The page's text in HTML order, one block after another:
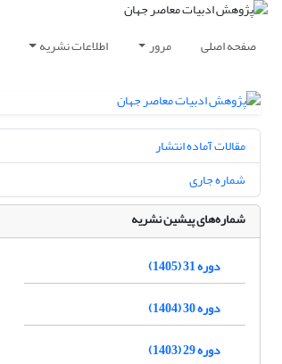
صفحه اصلی مرور اطلاعات نشریه
مقالات آماده انتشار
شماره جاری
شماره‌های پیشین نشریه
دوره 31 (1405)
دوره 30 (1404)
دوره 29 (1403)